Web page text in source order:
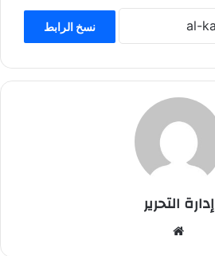
نسخ الرابط
إدارة التحرير